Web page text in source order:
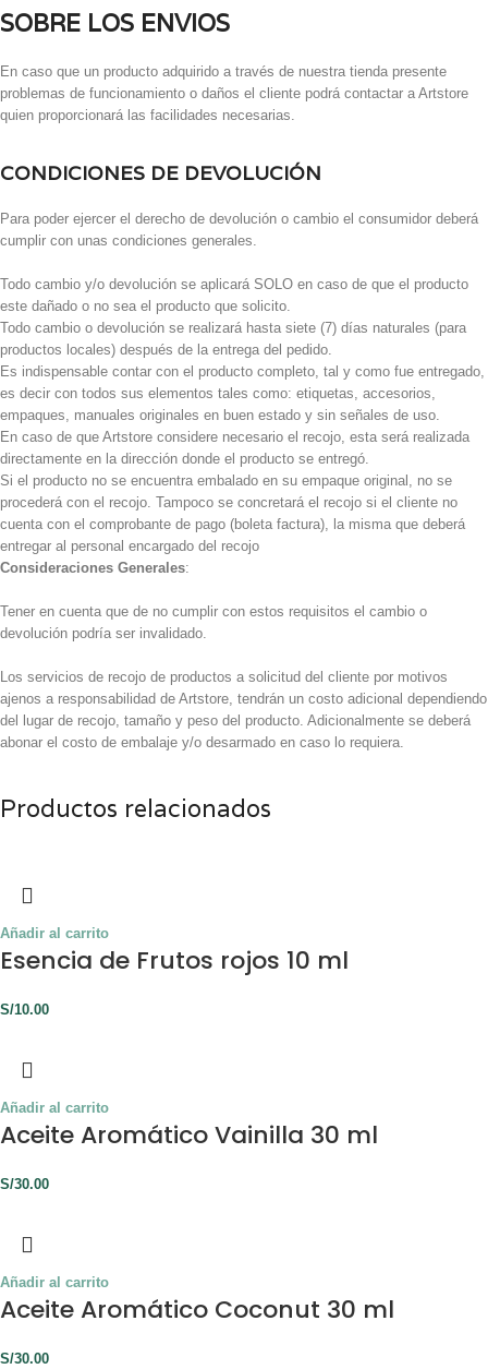
SOBRE LOS ENVIOS
En caso que un producto adquirido a través de nuestra tienda presente
problemas de funcionamiento o daños el cliente podrá contactar a Artstore
quien proporcionará las facilidades necesarias.
CONDICIONES DE DEVOLUCIÓN
Para poder ejercer el derecho de devolución o cambio el consumidor deberá
cumplir con unas condiciones generales.
Todo cambio y/o devolución se aplicará SOLO en caso de que el producto
este dañado o no sea el producto que solicito.
Todo cambio o devolución se realizará hasta siete (7) días naturales (para
productos locales) después de la entrega del pedido.
Es indispensable contar con el producto completo, tal y como fue entregado,
es decir con todos sus elementos tales como: etiquetas, accesorios,
empaques, manuales originales en buen estado y sin señales de uso.
En caso de que Artstore considere necesario el recojo, esta será realizada
directamente en la dirección donde el producto se entregó.
Si el producto no se encuentra embalado en su empaque original, no se
procederá con el recojo. Tampoco se concretará el recojo si el cliente no
cuenta con el comprobante de pago (boleta factura), la misma que deberá
entregar al personal encargado del recojo
Consideraciones Generales:
Tener en cuenta que de no cumplir con estos requisitos el cambio o
devolución podría ser invalidado.
Los servicios de recojo de productos a solicitud del cliente por motivos
ajenos a responsabilidad de Artstore, tendrán un costo adicional dependiendo
del lugar de recojo, tamaño y peso del producto. Adicionalmente se deberá
abonar el costo de embalaje y/o desarmado en caso lo requiera.
Productos relacionados
Añadir al carrito
Esencia de Frutos rojos 10 ml
S/10.00
Añadir al carrito
Aceite Aromático Vainilla 30 ml
S/30.00
Añadir al carrito
Aceite Aromático Coconut 30 ml
S/30.00